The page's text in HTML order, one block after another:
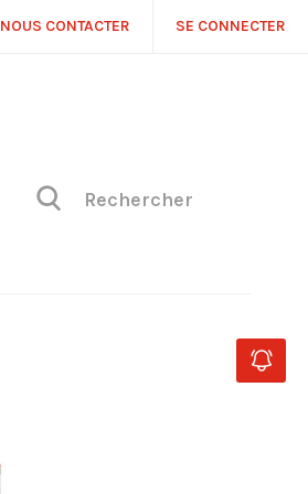
NOUS CONTACTER SE CONNECTER